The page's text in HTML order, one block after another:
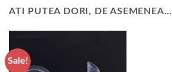
AȚI PUTEA DORI, DE ASEMENEA…
Sale!